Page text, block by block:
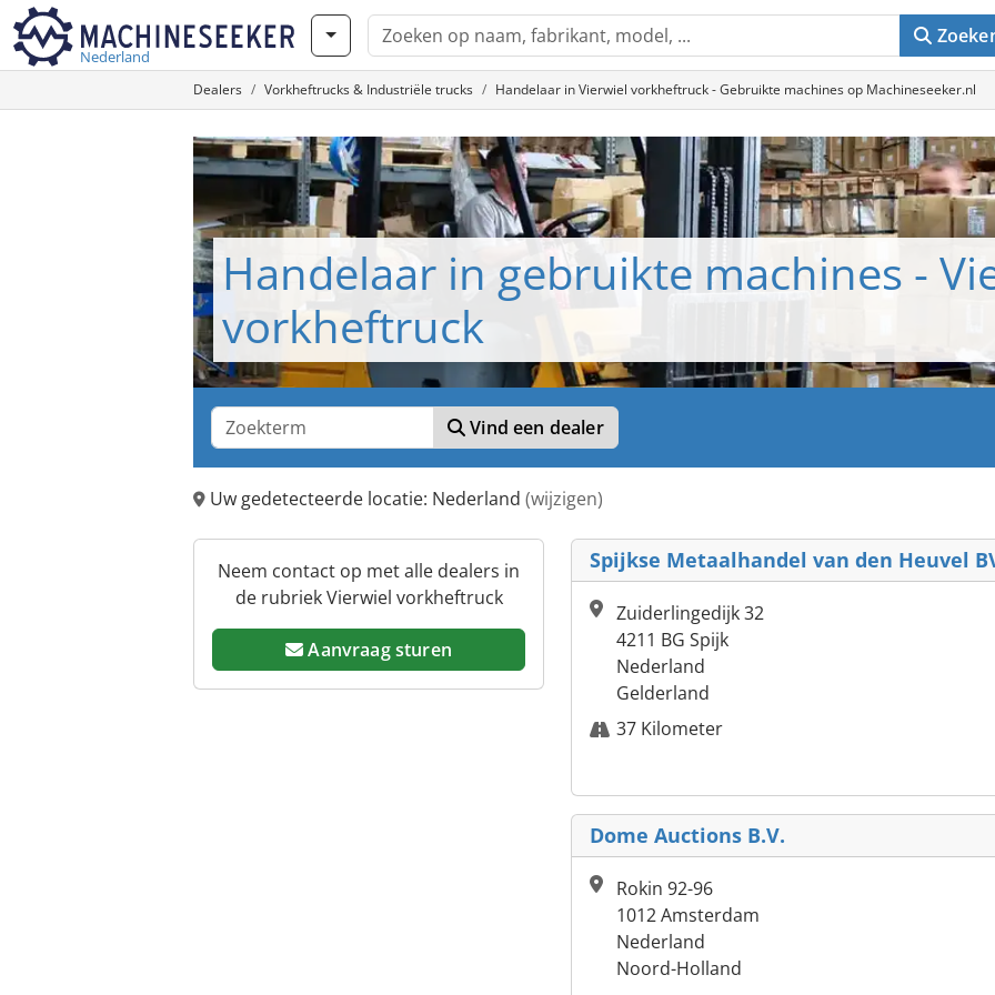
Nederland
Dealers Vorkheftrucks & Industriële trucks Handelaar in Vierwiel vorkheftruck - Gebruikte machines op Machineseeker.nl
Handelaar in gebruikte machines -
vorkheftruck
Vind een dealer
Uw gedetecteerde locatie: Nederland (wijzigen)
Neem contact op met alle dealers in
de rubriek Vierwiel vorkheftruck
Aanvraag sturen
Spijkse Metaalhandel van den Heuvel
Zuiderlingedijk 32
4211 BG Spijk
Nederland
Gelderland
37 Kilometer
Dome Auctions B.V.
Rokin 92-96
1012 Amsterdam
Nederland
Noord-Holland